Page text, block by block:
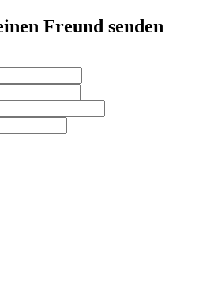
Freund senden